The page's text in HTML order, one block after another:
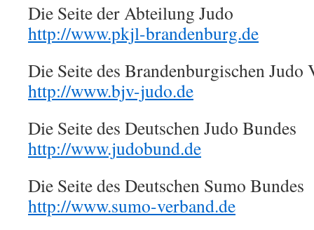
Die Seite der Abteilung Judo
http://www.pkjl-brandenburg.de
Die Seite des Brandenburgischen Judo
http://www.bjv-judo.de
Die Seite des Deutschen Judo Bundes
http://www.judobund.de
Die Seite des Deutschen Sumo Bundes
http://www.sumo-verband.de